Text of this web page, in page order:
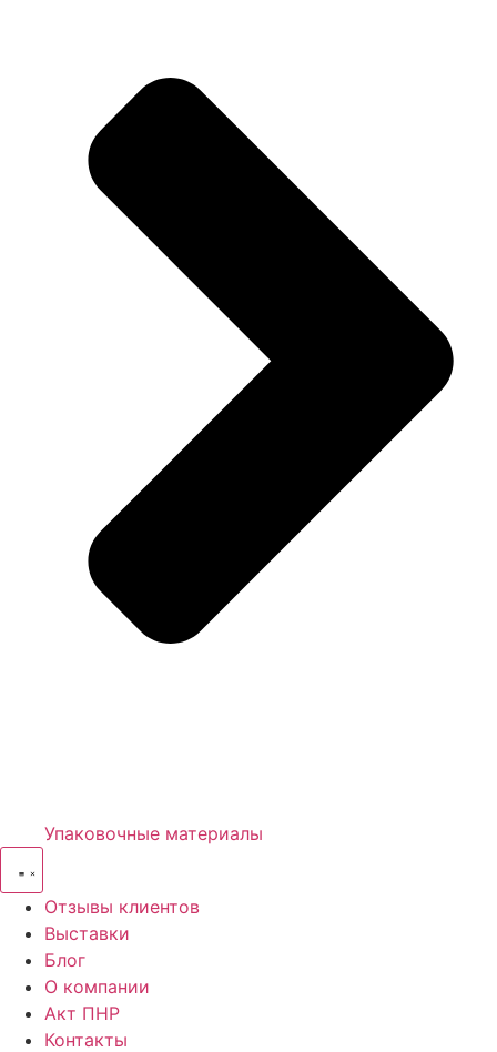
Упаковочные материалы
Отзывы клиентов
Выставки
Блог
О компании
Акт ПНР
Контакты